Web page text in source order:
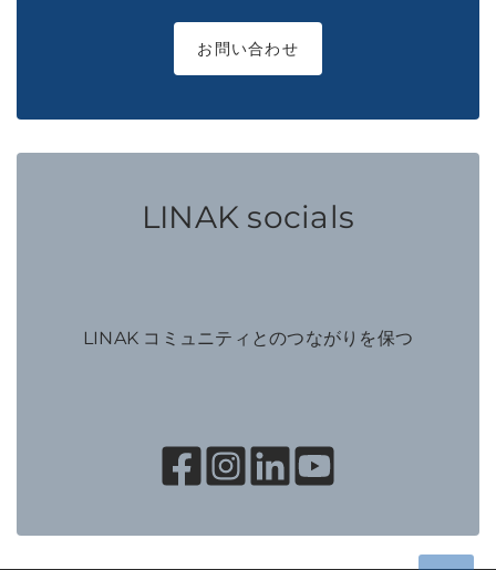
お問い合わせ
LINAK socials
LINAK コミュニティとのつながりを保つ